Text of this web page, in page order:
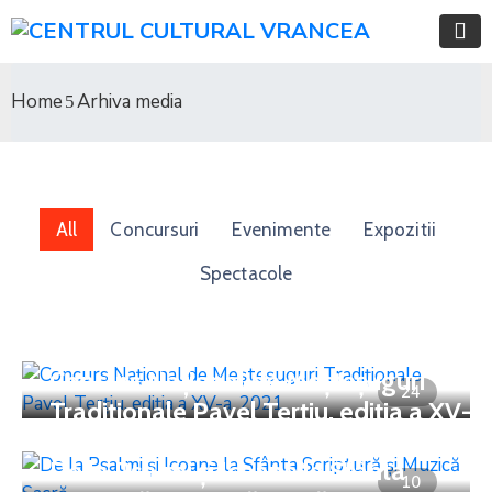
Home Arhiva media
All Concursuri Evenimente
Expozitii
Spectacole
24
Concurs Naţional de Meşteşuguri
Tradiţionale Pavel Terţiu, ediţia a XV-
10
De la Psalmi și Icoane la Sfânta